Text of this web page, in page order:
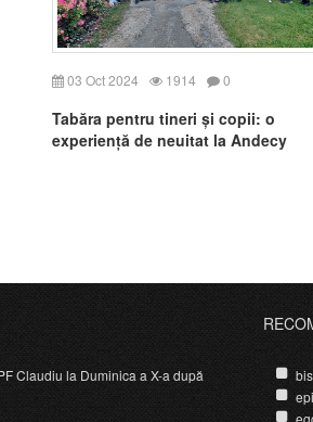
03 Oct 2024 1914 0
Tabăra pentru tineri și copii: o
experiență de neuitat la Andecy
Claudiu la Duminica a X-a după